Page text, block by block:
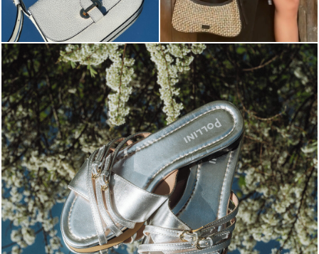
Blending sass and class, the Echos mule in silver is...